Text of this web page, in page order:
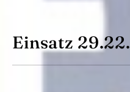
Einsatz 29.22.